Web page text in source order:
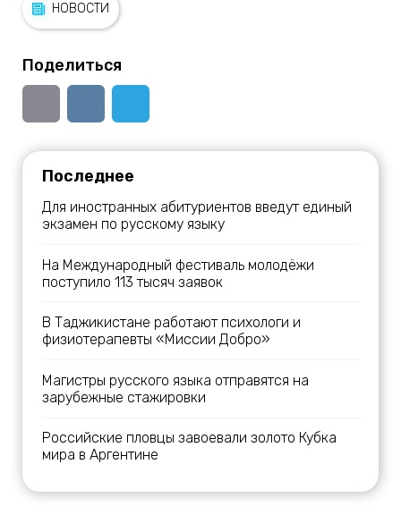
НОВОСТИ
Поделиться
Последнее
Для иностранных абитуриентов введут единый
экзамен по русскому языку
На Международный фестиваль молодёжи
поступило 113 тысяч заявок
В Таджикистане работают психологи и
физиотерапевты «Миссии Добро»
Магистры русского языка отправятся на
зарубежные стажировки
Российские пловцы завоевали золото Кубка
мира в Аргентине